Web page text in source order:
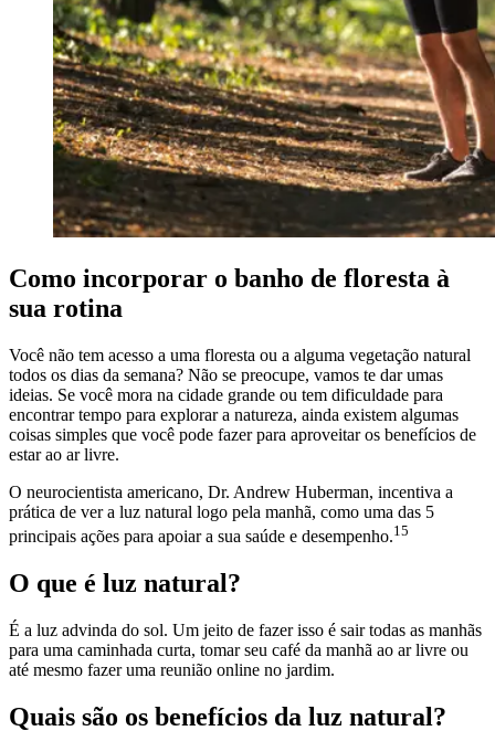
Como incorporar o banho de floresta à
sua rotina
Você não tem acesso a uma floresta ou a alguma vegetação natural
todos os dias da semana? Não se preocupe, vamos te dar umas
ideias. Se você mora na cidade grande ou tem dificuldade para
encontrar tempo para explorar a natureza, ainda existem algumas
coisas simples que você pode fazer para aproveitar os benefícios de
estar ao ar livre.
O neurocientista americano, Dr. Andrew Huberman, incentiva a
prática de ver a luz natural logo pela manhã, como uma das 5
principais ações para apoiar a sua saúde e desempenho.15
O que é luz natural?
É a luz advinda do sol. Um jeito de fazer isso é sair todas as manhãs
para uma caminhada curta, tomar seu café da manhã ao ar livre ou
até mesmo fazer uma reunião online no jardim.
Quais são os benefícios da luz natural?